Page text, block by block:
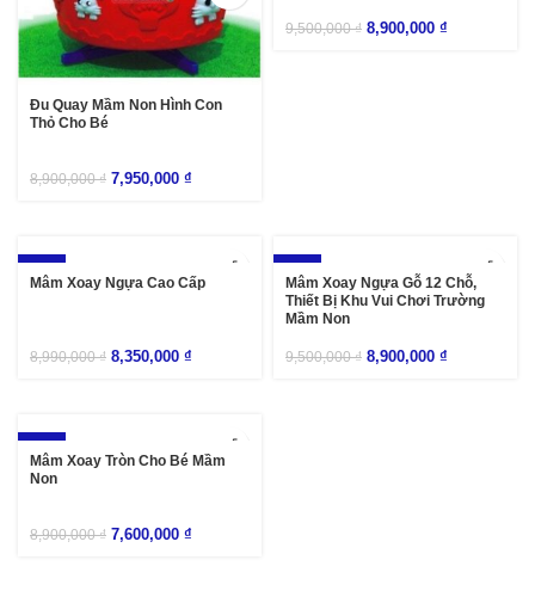
Đu Quay Mầm Non Hình Con
Thỏ Cho Bé
8,900,000₫ 7,950,000 ₫
9,500,000₫ 8,900,000 ₫
-7%
Mâm Xoay Ngựa Cao Cấp
8,990,000₫ 8,350,000 ₫
-6%
Mâm Xoay Ngựa Gỗ 12 Chỗ,
Thiết Bị Khu Vui Chơi Trường
Mầm Non
9,500,000₫ 8,900,000 ₫
-15%
Mâm Xoay Tròn Cho Bé Mầm
Non
8,900,000₫ 7,600,000 ₫